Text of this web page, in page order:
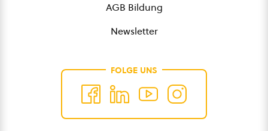
AGB Bildung
Newsletter
FOLGE UNS